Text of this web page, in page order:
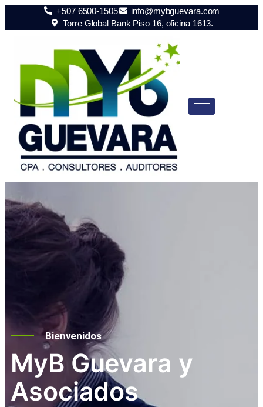
+507 6500-1505
info@mybguevara.com
Torre Global Bank Piso 16, oficina 1613.
Bienvenidos
MyB Guevara y
Asociados